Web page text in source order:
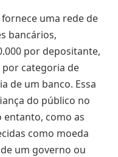
uma rede de
bancários,
por depositante,
por categoria de
de um banco. Essa
do público no
entanto, como as
como moeda
um governo ou